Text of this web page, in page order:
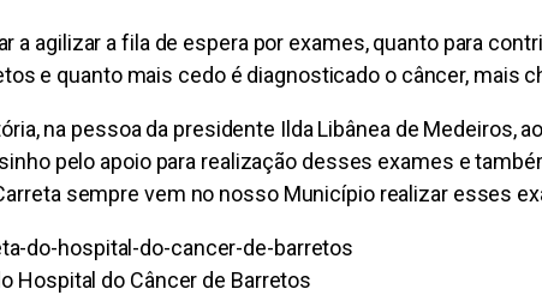
agilizar a fila de espera por exames, quanto para
e quanto mais cedo é diagnosticado o câncer, mais
na pessoa da presidente Ilda Libânea de Medeiros,
pelo apoio para realização desses exames e
sempre vem no nosso Município realizar esses
Hospital do Câncer de Barretos